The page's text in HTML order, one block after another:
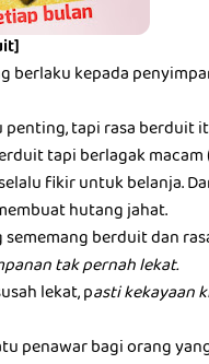
berlaku kepada
tapi rasa berduit
tapi berlagak macam
fikir untuk belanja.
hutang jahat.
sememang berduit dan
tak pernah lekat.
lekat, pasti kekayaan
penawar bagi orang